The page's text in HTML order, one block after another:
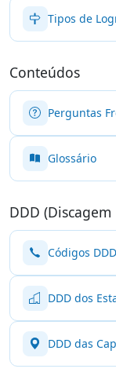
Tipos de
Conteúdos
Perguntas
Glossário
DDD
Códigos
DDD dos
DDD das